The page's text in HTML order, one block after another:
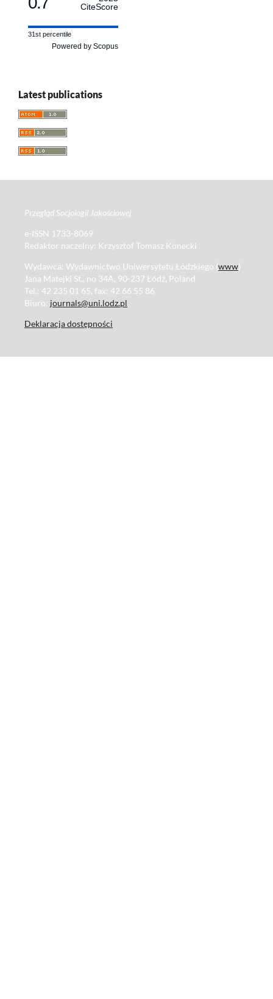
CiteScore
31st percentile
Powered by Scopus
Latest publications
Przegląd Socjologii Jakościowej
e-ISSN 1733-8069
Redaktor naczelny: Krzysztof Tomasz Konecki
Wydawca: Wydawnictwo Uniwersytetu Łódzkiego (www)
Jana Matejki St., no 34A, 90-237 Łódź, Poland
Tel.: 42 235 01 65, fax: 42 66 55 86
Biuro: journals@uni.lodz.pl
Deklaracja dostępności